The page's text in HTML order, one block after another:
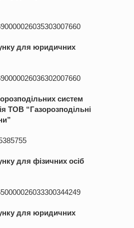
для юридичних
систем
ТОВ “Газорозподільні
для фізичних осіб
для юридичних